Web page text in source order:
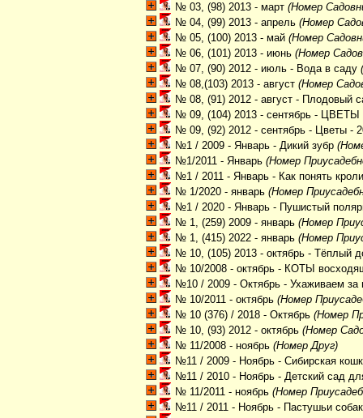
№ 03, (98) 2013 - март (Номер
№ 04, (99) 2013 - апрель (Номер
№ 05, (100) 2013 - май (Номер
№ 06, (101) 2013 - июнь (Номер
№ 07, (90) 2012 - июль - Вода в саду
№ 08,(103) 2013 - август (Номер
№ 08, (91) 2012 - август - Плодовый
№ 09, (104) 2013 - сентябрь - ЦВЕТЫ
№ 09, (92) 2012 - сентябрь - Цветы -
№1 / 2009 - Январь - Дикий зубр
№1/2011 - Январь (Номер
№1 / 2011 - Январь - Как понять
№ 1/2020 - январь (Номер
№1 / 2020 - Январь - Пушистый
№ 1, (259) 2009 - январь (Номер
№ 1, (415) 2022 - январь (Номер
№ 10, (105) 2013 - октябрь - Тёплый
№ 10/2008 - октябрь - КОТЫ
№10 / 2009 - Октябрь - Ухаживаем за
№ 10/2011 - октябрь (Номер
№ 10 (376) / 2018 - Октябрь (Номер
№ 10, (93) 2012 - октябрь (Номер
№ 11/2008 - ноябрь (Номер Друг)
№11 / 2009 - Ноябрь - Сибирская
№11 / 2010 - Ноябрь - Детский сад
№ 11/2011 - ноябрь (Номер
№11 / 2011 - Ноябрь - Пастушьи